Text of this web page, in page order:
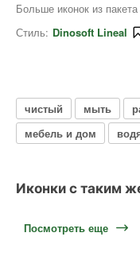
Больше иконок из пакета
Стиль: Dinosoft Lineal
чистый мыть
мебель и дом
Иконки с таким
Посмотреть еще